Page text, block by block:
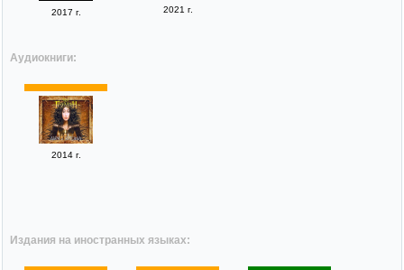
2017 г. 2021 г.
Аудиокниги:
2014 г.
Издания на иностранных языках: